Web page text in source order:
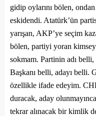
gidip oylarını bölen,
eskidendi. Atatürk’ün
yarışan, AKP’ye seçim
bölen, partiyi yoran
sokmam. Partinin adı
Başkanı belli, adayı belli.
özellikle ifade edeyim.
duracak, aday
tekrar alınacak bir kimlik